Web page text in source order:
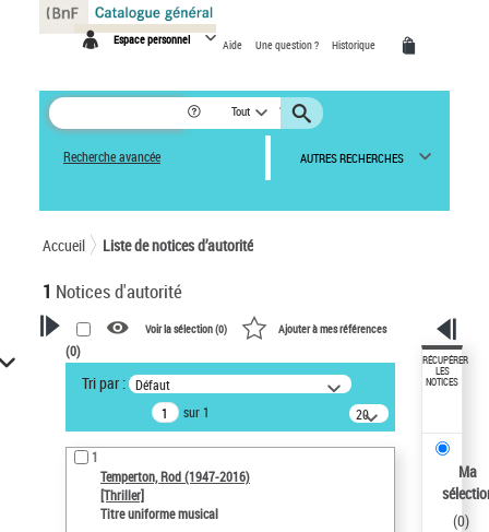
Espace personnel Aide Une question ? Historique
Tout
Recherche avancée AUTRES RECHERCHES
Accueil Liste de notices d’autorité
1 Notices d'autorité
VOTRE RECHERCHE
Recherche avancée dans les
notices d’autorité
Œuvres liées à l'auteur :
Temperton, Rod (1947-2016)
Voir la sélection (0) Ajouter à mes références
(0)
Tri par : Défaut
sur 1
20
résultats/page
1
Temperton, Rod (1947-2016)
[Thriller]
Titre uniforme musical
RÉCUPÉRER
LES
NOTICES
Ma
(0)
Panneau de gestion des cookies